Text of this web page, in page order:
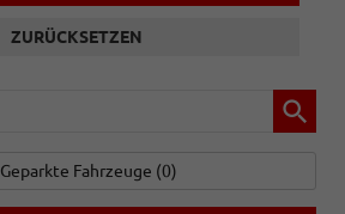
ZURÜCKSETZEN
Geparkte Fahrzeuge (0)